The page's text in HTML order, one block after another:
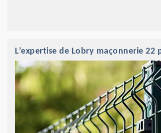
L’expertise de Lobry maçonnerie